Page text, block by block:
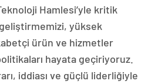
Hamlesi’yle kritik
yüksek
ürün ve hizmetler
hayata geçiriyoruz.
iddiası ve güçlü liderliğiyle